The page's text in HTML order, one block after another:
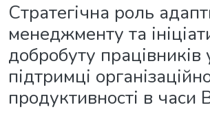
Стратегічна роль
менеджменту та
добробуту працівників
підтримці
продуктивності в часи